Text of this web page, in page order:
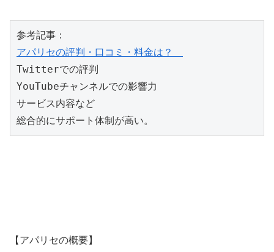
アパリセの評判・口コミ・料金は？
Twitterでの評判
YouTubeチャンネルでの影響力
サービス内容など
総合的にサポート体制が高い。
【アパリセの概要】